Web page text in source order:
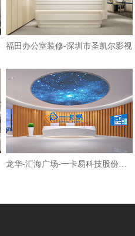
福田办公室装修-深圳市圣凯尔影视